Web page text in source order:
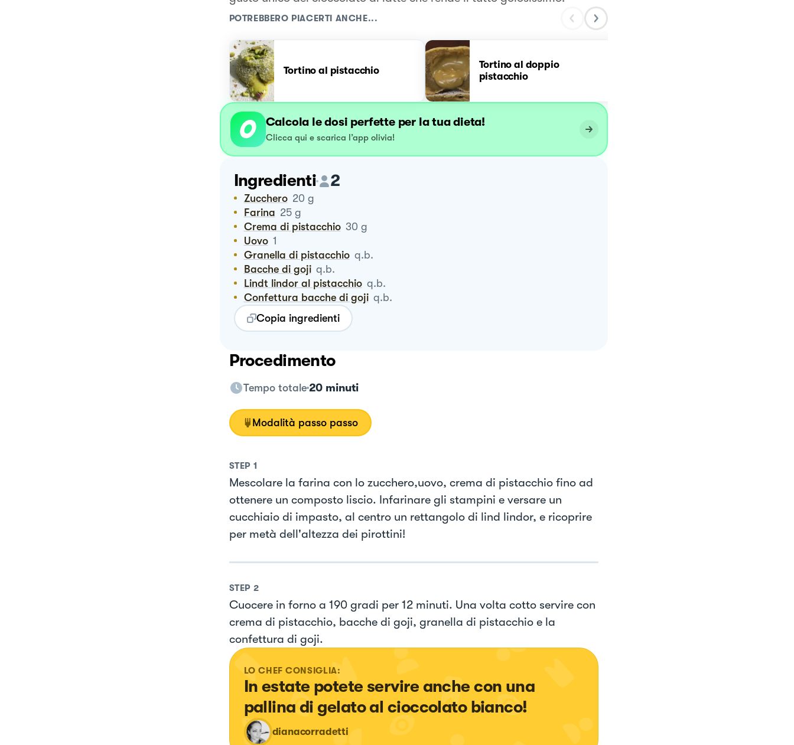
POTREBBERO PIACERTI ANCHE...
Tortino al pistacchio
Tortino al doppio
pistacchio
Calcola le dosi perfette per la tua dieta!
Clicca qui e scarica l’app olivia!
Ingredienti 2
Zucchero 20 g
Farina 25 g
Crema di pistacchio 30 g
Uovo 1
Granella di pistacchio q.b.
Bacche di goji q.b.
Lindt lindor al pistacchio q.b.
Confettura bacche di goji q.b.
Copia ingredienti
Procedimento
Tempo totale 20 minuti
Modalità passo passo
STEP 1
Mescolare la farina con lo zucchero,uovo, crema di pistacchio fino ad
ottenere un composto liscio. Infarinare gli stampini e versare un
cucchiaio di impasto, al centro un rettangolo di lind lindor, e ricoprire
per metà dell'altezza dei pirottini!
STEP 2
Cuocere in forno a 190 gradi per 12 minuti. Una volta cotto servire con
crema di pistacchio, bacche di goji, granella di pistacchio e la
confettura di goji.
LO CHEF CONSIGLIA:
In estate potete servire anche con una
pallina di gelato al cioccolato bianco!
dianacorradetti